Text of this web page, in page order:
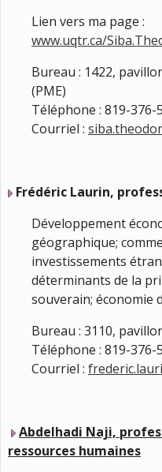
Lien vers ma page :
www.uqtr.ca/
Bureau : 1422,
(PME)
Téléphone : 819-376-
Courriel :
Frédéric Laurin,
Développement
géographique;
investissements
déterminants de la
souverain; économie
Bureau : 3110,
Téléphone : 819-376-
Courriel :
Abdelhadi Naji,
ressources humaines